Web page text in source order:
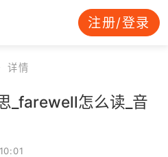
注册/登录
详情
_farewell怎么读_音